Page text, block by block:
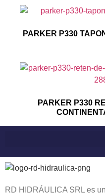
PARKER P330
PARKER P330
RD HIDRÁULICA SRL es